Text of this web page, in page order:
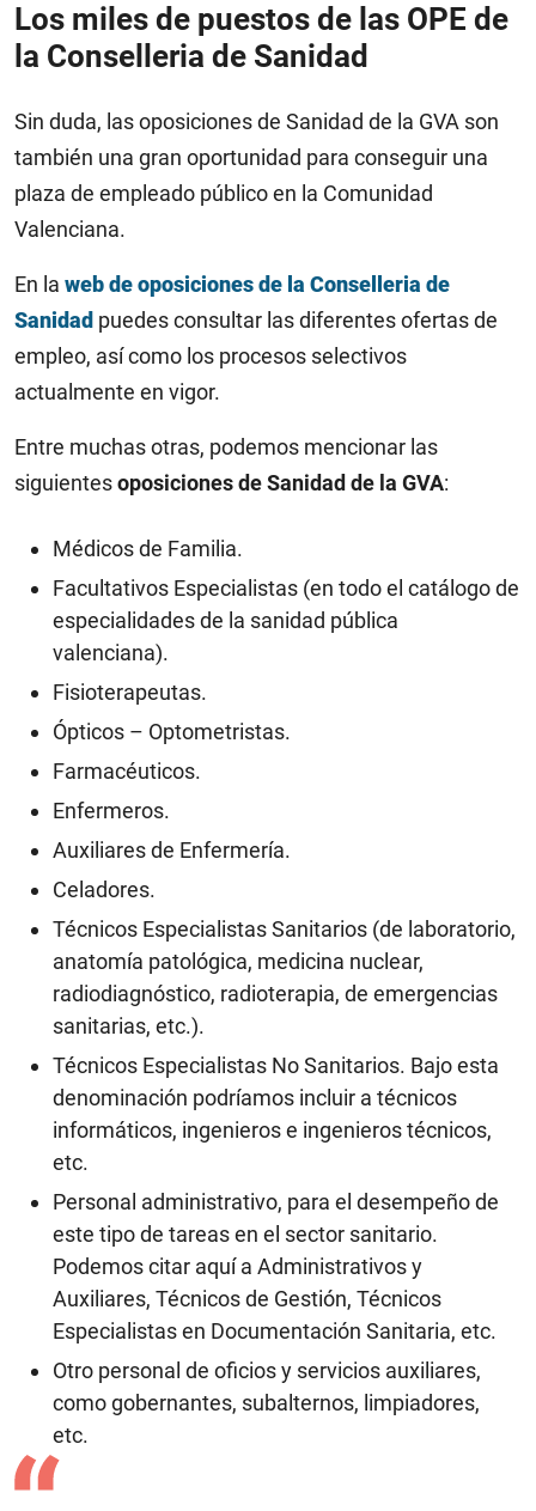
Los miles de puestos de las OPE de
la Conselleria de Sanidad
Sin duda, las oposiciones de Sanidad de la GVA son
también una gran oportunidad para conseguir una
plaza de empleado público en la Comunidad
Valenciana.
En la web de oposiciones de la Conselleria de
Sanidad puedes consultar las diferentes ofertas de
empleo, así como los procesos selectivos
actualmente en vigor.
Entre muchas otras, podemos mencionar las
siguientesoposiciones de Sanidad de la GVA:
Médicos de Familia.
Facultativos Especialistas (en todo el catálogo de
especialidades de la sanidad pública
valenciana).
Fisioterapeutas.
Ópticos – Optometristas.
Farmacéuticos.
Enfermeros.
Auxiliares de Enfermería.
Celadores.
Técnicos Especialistas Sanitarios (de laboratorio,
anatomía patológica, medicina nuclear,
radiodiagnóstico, radioterapia, de emergencias
sanitarias, etc.).
Técnicos Especialistas No Sanitarios. Bajo esta
denominación podríamos incluir a técnicos
informáticos, ingenieros e ingenieros técnicos,
etc.
Personal administrativo, para el desempeño de
este tipo de tareas en el sector sanitario.
Podemos citar aquí a Administrativos y
Auxiliares, Técnicos de Gestión, Técnicos
Especialistas en Documentación Sanitaria, etc.
Otro personal de oficios y servicios auxiliares,
como gobernantes, subalternos, limpiadores,
etc.